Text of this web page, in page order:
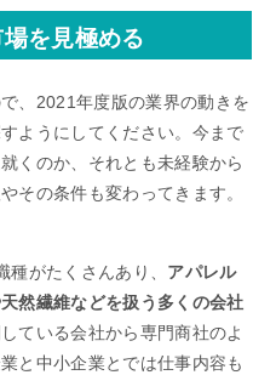
を見極める
、2021年度版の業界の動きを
ようにしてください。今まで
くのか、それとも未経験から
その条件も変わってきます。
がたくさんあり、 アパレル
然繊維などを扱う多くの会社
ている会社から専門商社のよ
と中小企業とでは仕事内容も